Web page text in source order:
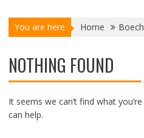
You are here Home
NOTHING FOUND
It seems we can’t find what
can help.